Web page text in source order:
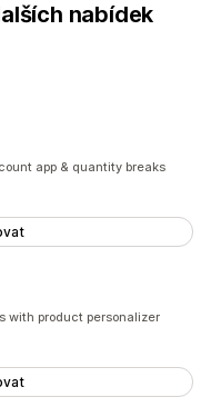
nabídek
app & quantity breaks
with product personalizer